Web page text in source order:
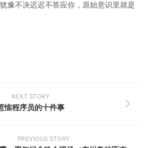
豫不决迟迟不答应你，原始意识里就是
NEXT STORY
恼程序员的十件事
PREVIOUS STORY